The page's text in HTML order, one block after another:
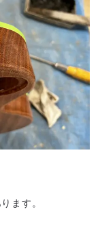
ます。